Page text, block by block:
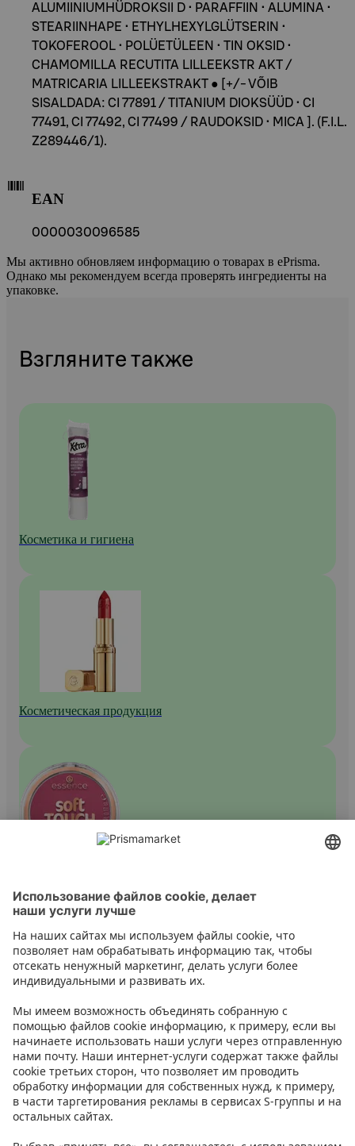
ALUMIINIUMHÜDROKSII D • PARAFFIIN • ALUMINA •
STEARIINHAPE • ETHYLHEXYLGLÜTSERIN •
TOKOFEROOL • POLÜETÜLEEN • TIN OKSID •
CHAMOMILLA RECUTITA LILLEEKSTR AKT /
MATRICARIA LILLEEKSTRAKT ● [+/- VÕIB
SISALDADA: CI 77891 / TITANIUM DIOKSÜÜD • CI
77491, CI 77492, CI 77499 / RAUDOKSID • MICA ]. (F.I.L.
Z289446/1).
EAN
0000030096585
Мы активно обновляем информацию о товарах в ePrisma.
Однако мы рекомендуем всегда проверять ингредиенты на
упаковке.
Взгляните также
Косметика и гигиена
Косметическая продукция
Инструкции
Условия